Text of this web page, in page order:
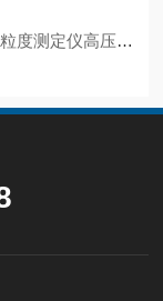
压及日常操作规范